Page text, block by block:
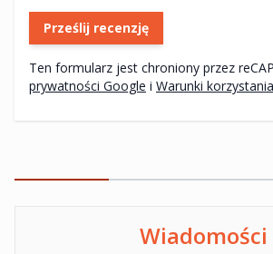
Prześlij recenzję
prywatności Google i Warunki
Wiadomości
Ten formularz jest chroniony przez